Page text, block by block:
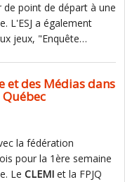
de point de départ à une
L'ESJ a également
jeux, "Enquête…
et des Médias dans
la fédération
pour la 1ère semaine
Le CLEMI et la FPJQ